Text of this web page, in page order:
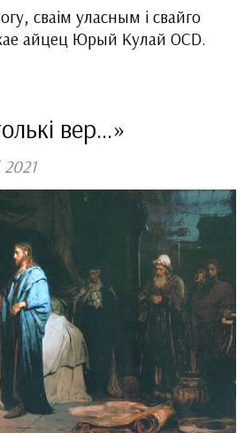
сваім уласным і свайго
айцец Юрый Кулай OCD.
вер…»